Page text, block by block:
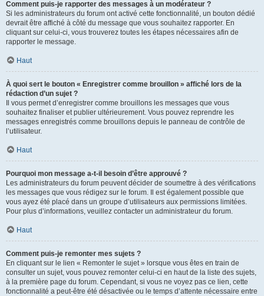
Comment puis-je rapporter des messages à un modérateur ?
Si les administrateurs du forum ont activé cette fonctionnalité, un bouton dédié
devrait être affiché à côté du message que vous souhaitez rapporter. En
cliquant sur celui-ci, vous trouverez toutes les étapes nécessaires afin de
rapporter le message.
Haut
À quoi sert le bouton « Enregistrer comme brouillon » affiché lors de la
rédaction d’un sujet ?
Il vous permet d’enregistrer comme brouillons les messages que vous
souhaitez finaliser et publier ultérieurement. Vous pouvez reprendre les
messages enregistrés comme brouillons depuis le panneau de contrôle de
l’utilisateur.
Haut
Pourquoi mon message a-t-il besoin d’être approuvé ?
Les administrateurs du forum peuvent décider de soumettre à des vérifications
les messages que vous rédigez sur le forum. Il est également possible que
vous ayez été placé dans un groupe d’utilisateurs aux permissions limitées.
Pour plus d’informations, veuillez contacter un administrateur du forum.
Haut
Comment puis-je remonter mes sujets ?
En cliquant sur le lien « Remonter le sujet » lorsque vous êtes en train de
consulter un sujet, vous pouvez remonter celui-ci en haut de la liste des sujets,
à la première page du forum. Cependant, si vous ne voyez pas ce lien, cette
fonctionnalité a peut-être été désactivée ou le temps d’attente nécessaire entre